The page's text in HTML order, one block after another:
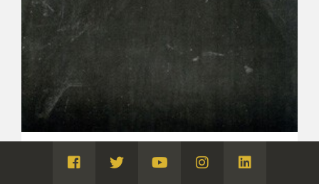
Joaquín María Ferrer y Cafranga
Visita
Visita
Visita
Visita
Visita